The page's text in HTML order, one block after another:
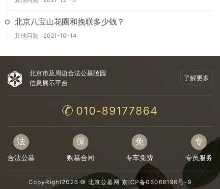
北京八宝山花圈和挽联多少钱？
其他问题 2021-10-14
北京市及周边合法公墓陵园
信息展示平台
了解更多
010-89177864
法
合法公墓
保
购墓合同
免
专车免费
专
专员服务
CopyRight2026 © 北京公墓网 京ICP备06068196号-9